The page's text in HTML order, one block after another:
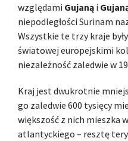
względami Gujaną i
niepodległości Surinam
Wszystkie te trzy kraje
światowej europejskimi
niezależność zaledwie w
Kraj jest dwukrotnie
go zaledwie 600 tysięcy
większość z nich mieszka
atlantyckiego – resztę